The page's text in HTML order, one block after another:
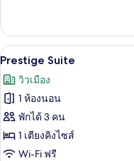
1
ห้อง
นอน
เกี่ยว
กับ
ห้อง
เซก
คิว
ห้อง
นอน
เปิด
ภาพถ่าย
ทั้งหมด
ของ
Prestige
Suite
8
Prestige Suite
วิวเมือง
1 ห้องนอน
พักได้ 3 คน
1 เตียงคิงไซส์
Wi-Fi ฟรี